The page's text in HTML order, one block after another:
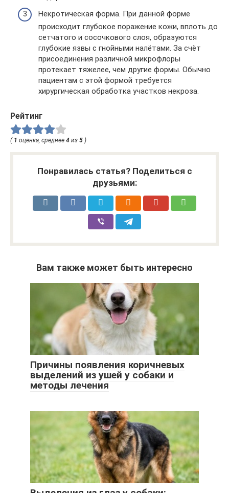
Некротическая форма. При данной форме
происходит глубокое поражение кожи, вплоть до
сетчатого и сосочкового слоя, образуются
глубокие язвы с гнойными налётами. За счёт
присоединения различной микрофлоры
протекает тяжелее, чем другие формы. Обычно
пациентам с этой формой требуется
хирургическая обработка участков некроза.
Рейтинг
( 1 оценка, среднее 4 из 5 )
Понравилась статья? Поделиться с
друзьями:
Вам также может быть интересно
Причины появления коричневых
выделений из ушей у собаки и
методы лечения